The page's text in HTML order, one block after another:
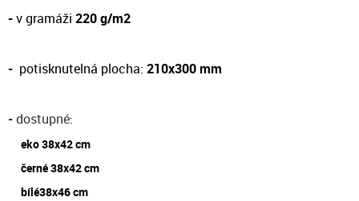
-v gramáži 220 g/m2
- potisknutelná plocha: 210x300 mm
-dostupné:
eko 38x42 cm
černé 38x42 cm
bílé38x46 cm